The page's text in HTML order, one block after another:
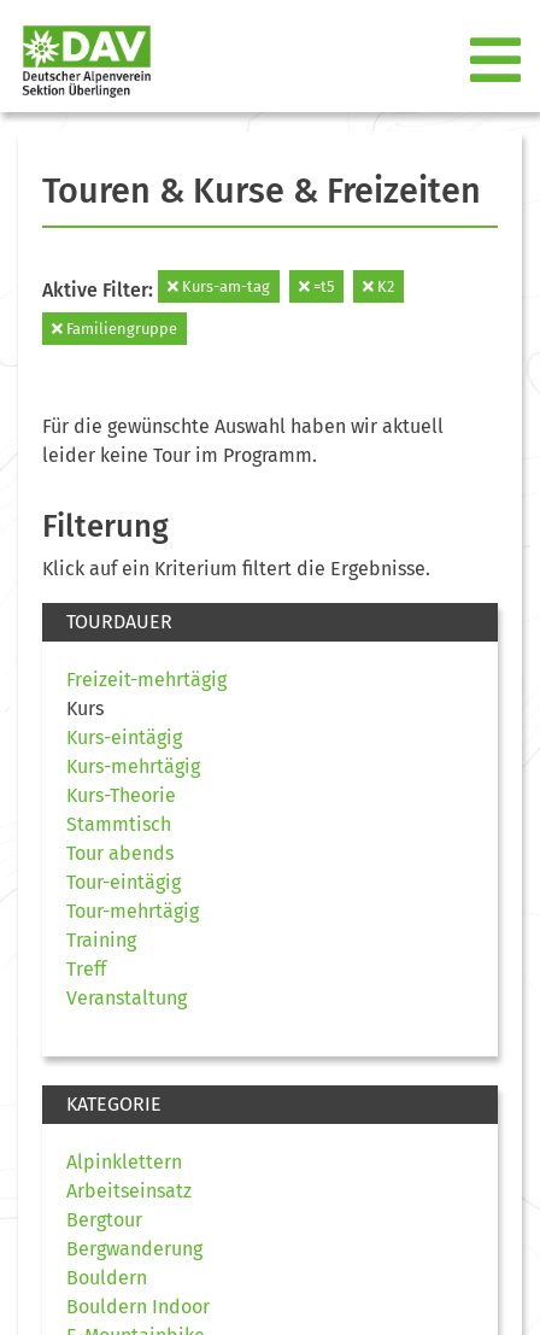
Touren & Kurse & Freizeiten
Aktive Filter: Kurs-am-tag =t5 K2
Familiengruppe
Für die gewünschte Auswahl haben wir aktuell
leider keine Tour im Programm.
Filterung
Klick auf ein Kriterium filtert die Ergebnisse.
TOURDAUER
Freizeit-mehrtägig
Kurs
Kurs-eintägig
Kurs-mehrtägig
Kurs-Theorie
Stammtisch
Tour abends
Tour-eintägig
Tour-mehrtägig
Training
Treff
Veranstaltung
KATEGORIE
Alpinklettern
Arbeitseinsatz
Bergtour
Bergwanderung
Bouldern
Bouldern Indoor